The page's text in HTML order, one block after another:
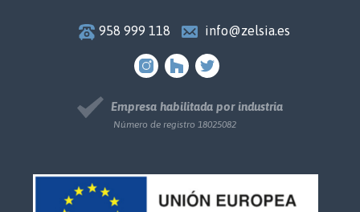
958 999 118 info@zelsia.es
Empresa habilitada por industria
Número de registro 18025082